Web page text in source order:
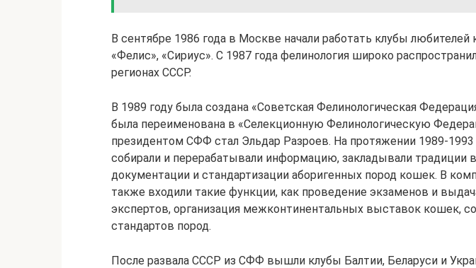
В сентябре 1986 года в Москве начали работать клубы
«Фелис», «Сириус». С 1987 года фелинология широко
регионах СССР.
В 1989 году была создана «Советская Фелинологическая
была переименована в «Селекционную Фелинологическую
президентом СФФ стал Эльдар Разроев. На протяжении 1989-
собирали и перерабатывали информацию, закладывали традиции
документации и стандартизации аборигенных пород кошек. В
также входили такие функции, как проведение экзаменов и
экспертов, организация межконтинентальных выставок кошек,
стандартов пород.
После развала СССР из СФФ вышли клубы Балтии, Беларуси и